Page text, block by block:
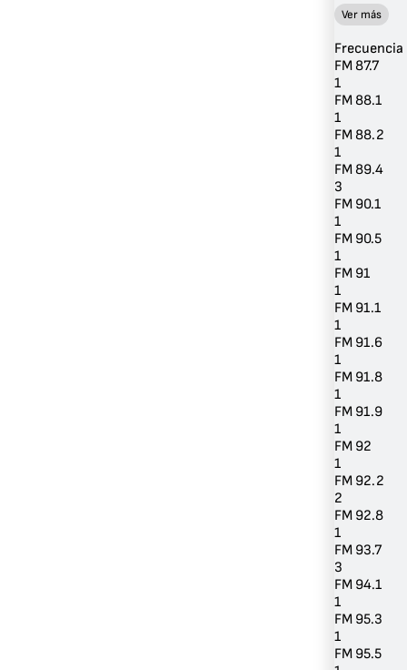
Ver más
Frecuencia
FM 87.7
1
FM 88.1
1
FM 88.2
1
FM 89.4
3
FM 90.1
1
FM 90.5
1
FM 91
1
FM 91.1
1
FM 91.6
1
FM 91.8
1
FM 91.9
1
FM 92
1
FM 92.2
2
FM 92.8
1
FM 93.7
3
FM 94.1
1
FM 95.3
1
FM 95.5